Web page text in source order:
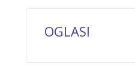
OGLASI